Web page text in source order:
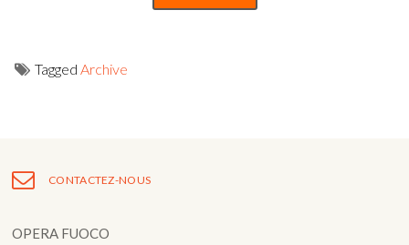
Tagged Archive
l’article
CONTACTEZ-NOUS
OPERA FUOCO